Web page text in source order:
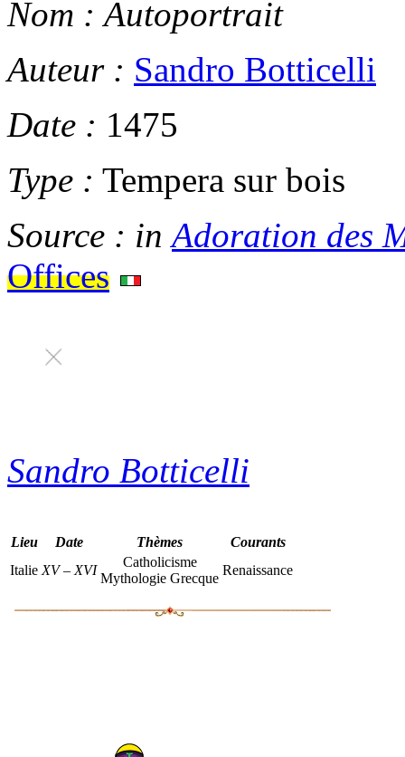
Nom : Autoportrait
Auteur : Sandro Botticelli
Date : 1475
Type : Tempera sur bois
Source : in Adoration des
Offices
Sandro Botticelli
Lieu Date Thèmes
Courants
Italie XV – XVI
Catholicisme
Mythologie Grecque
Renaissance